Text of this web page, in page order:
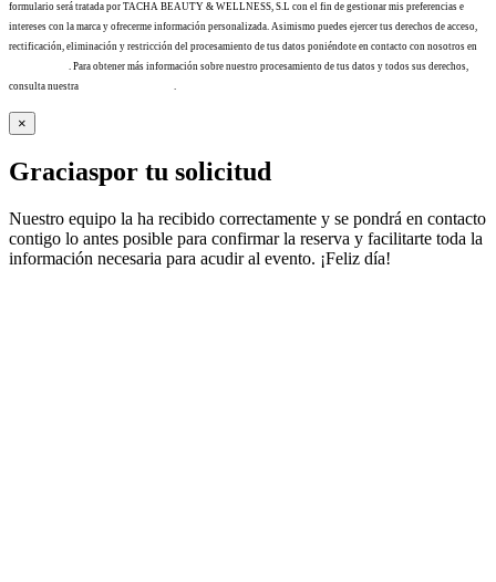
formulario será tratada por TACHA BEAUTY & WELLNESS, S.L con el fin de gestionar mis preferencias e
intereses con la marca y ofrecerme información personalizada. Asimismo puedes ejercer tus derechos de acceso,
rectificación, eliminación y restricción del procesamiento de tus datos poniéndote en contacto con nosotros en
. Para obtener más información sobre nuestro procesamiento de tus datos y todos sus derechos,
consulta nuestra
.
×
Graciaspor tu solicitud
Nuestro equipo la ha recibido correctamente y se pondrá en contacto
contigo lo antes posible para confirmar la reserva y facilitarte toda la
información necesaria para acudir al evento. ¡Feliz día!